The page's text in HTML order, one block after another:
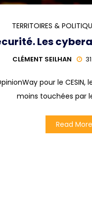
TERRITOIRES &
Les
CLÉMENT SEILHAN
pour le
moins touchées par
Read More